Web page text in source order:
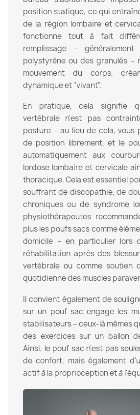
position statique, ce qui
de la région lombaire et
fonctionne tout à fait
remplissage –
polystyrène ou des granulés –
mouvement du corps,
dynamique et "vivant".
En pratique, cela signifie
vertébrale n'est pas
posture – au lieu de cela, vous
de position librement, et le
automatiquement aux
lordose lombaire et cervicale
thoracique. Cela est essentiel
souffrant de discopathie, de
chroniques ou de syndrome
physiothérapeutes
plus les poufs sacs comme
domicile – en particulier lors
réhabilitation après des
vertébrale ou comme soutien
quotidienne des muscles
Il convient également de
sur un pouf sac engage les
stabilisateurs – ceux-là mêmes
des exercices sur un ballon
Ainsi, le pouf sac n'est pas
de confort, mais également
actif à la proprioception et à